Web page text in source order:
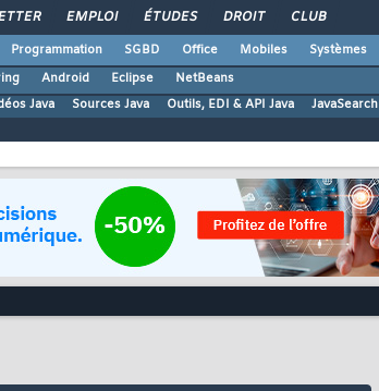
EMPLOI ÉTUDES DROIT CLUB
Programmation SGBD Office Mobiles
Systèmes
Android Eclipse
NetBeans
Java Sources Java Outils, EDI & API Java JavaSearch